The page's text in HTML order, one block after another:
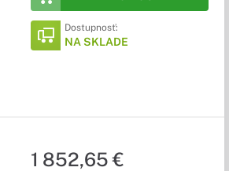
Dostupnosť:
NA SKLADE
1 852,65 €